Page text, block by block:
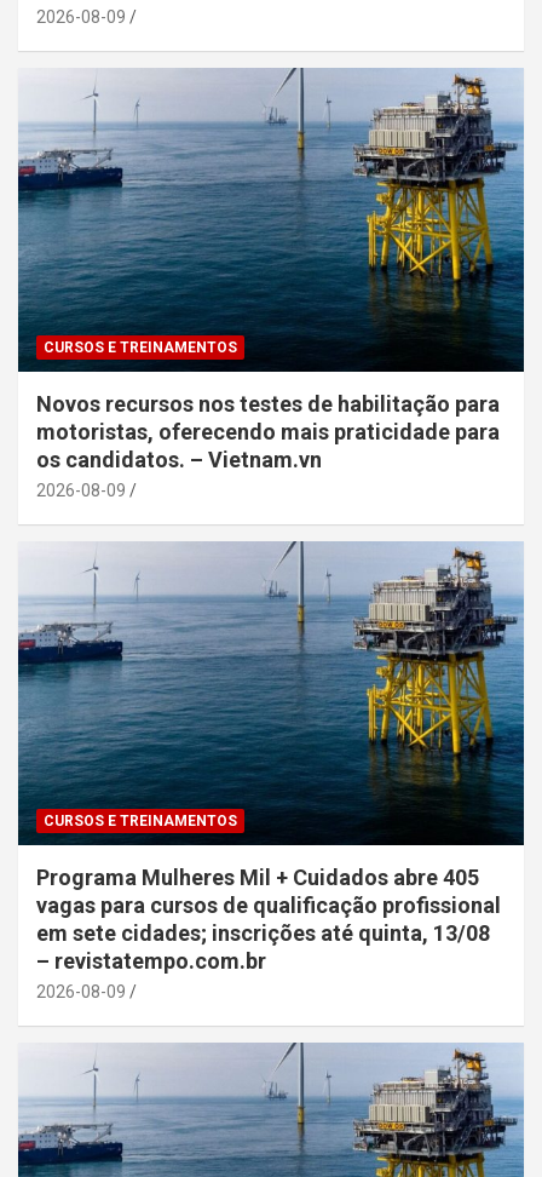
2026-08-09
CURSOS E TREINAMENTOS
Novos recursos nos testes de habilitação para
motoristas, oferecendo mais praticidade para
os candidatos. – Vietnam.vn
2026-08-09
CURSOS E TREINAMENTOS
Programa Mulheres Mil + Cuidados abre 405
vagas para cursos de qualificação profissional
em sete cidades; inscrições até quinta, 13/08
– revistatempo.com.br
2026-08-09